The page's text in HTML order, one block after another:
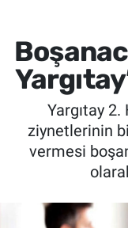
Yargıtay 2.
ziynetlerinin
vermesi
SPOR
SAĞLIK